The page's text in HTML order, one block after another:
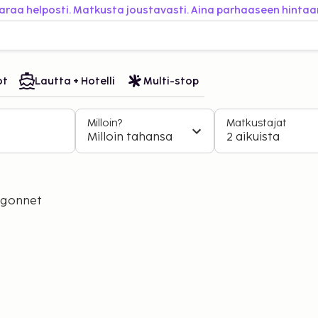
helposti. Matkusta joustavasti. Aina parhaaseen
Lautta + Hotelli Multi-stop
Milloin?
Milloin tahansa
Matkustajat
2 aikuista